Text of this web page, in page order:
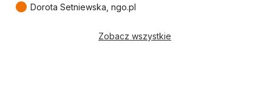
● Dorota Setniewska, ngo.pl
Zobacz wszystkie